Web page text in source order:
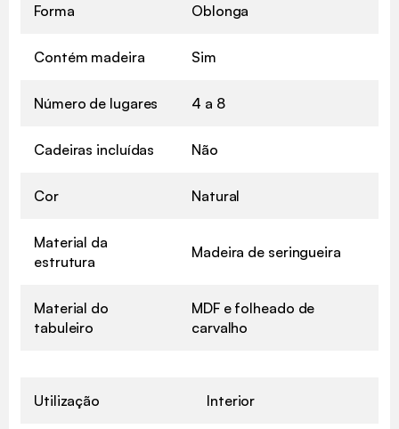
Forma Oblonga
Contém madeira Sim
Número de lugares 4 a 8
Cadeiras incluídas Não
Cor Natural
Material da
estrutura
Madeira de seringueira
Material do
tabuleiro
MDF e folheado de
carvalho
Utilização Interior